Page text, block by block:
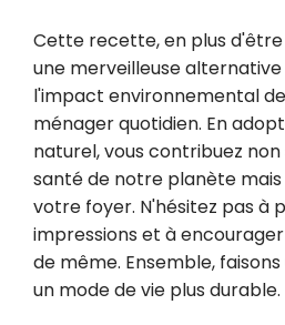
Cette recette, en plus
une merveilleuse
l'impact environnemental
ménager quotidien. En
naturel, vous contribuez
santé de notre planète mais
votre foyer. N'hésitez pas à
impressions et à
de même. Ensemble,
un mode de vie plus durable.